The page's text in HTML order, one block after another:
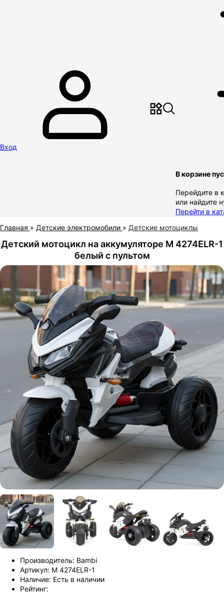
Вход
В корзине
Перейдите в
или найдите
Перейти в
Главная » Детские электромобили » Детские мотоциклы
Детский мотоцикл на аккумуляторе M 4274ELR-1
белый с пультом
Производитель: Bambi
Артикул: M 4274ELR-1
Наличие: Есть в наличии
Рейтинг: